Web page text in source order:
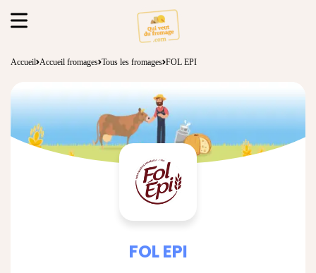
Accueil Accueil fromages Tous les fromages FOL EPI
FOL EPI